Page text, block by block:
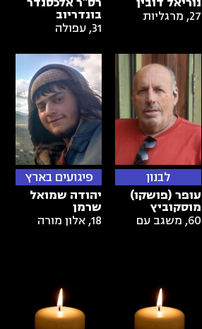
27
, מרגליות
בונדריוב
31
,עפולה
לבנון
עופר (פושקו)
מוסקוביץ
60
, משגב עם
פיגועים בארץ
יהודה שמואל
שרמן
18
,אלון מורה